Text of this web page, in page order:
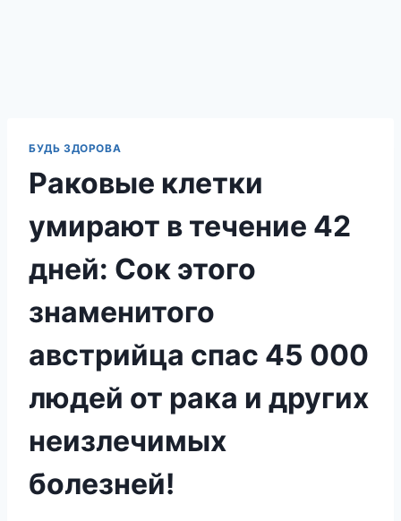
БУДЬ ЗДОРОВА
Раковые клетки
умирают в течение 42
дней: Сок этого
знаменитого
австрийца спас 45 000
людей от рака и других
неизлечимых
болезней!